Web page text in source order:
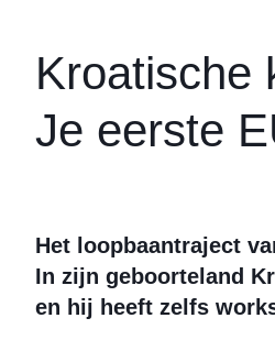
Kroatische
Je eerste
Het loopbaantraject
In zijn geboorteland
en hij heeft zelfs